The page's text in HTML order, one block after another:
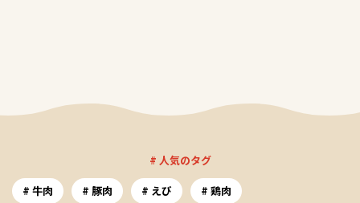
# 人気のタグ
牛肉
豚肉 えび 鶏肉